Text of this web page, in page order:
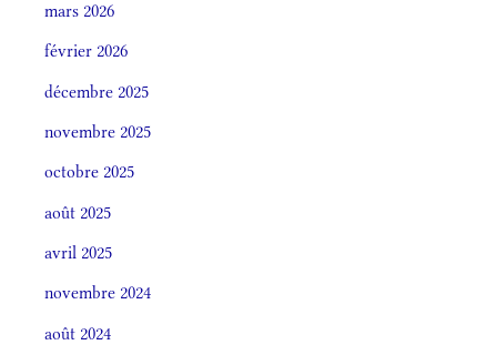
mars 2026
février 2026
décembre 2025
novembre 2025
octobre 2025
août 2025
avril 2025
novembre 2024
août 2024